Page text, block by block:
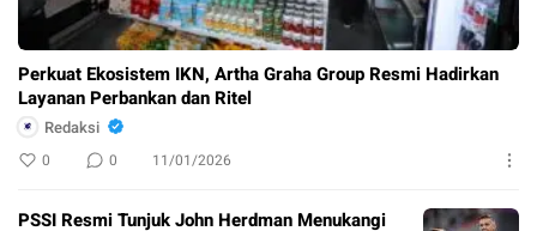
Perkuat Ekosistem IKN, Artha Graha Group Resmi Hadirkan
Layanan Perbankan dan Ritel
Redaksi
0 0 11/01/2026
PSSI Resmi Tunjuk John Herdman Menukangi